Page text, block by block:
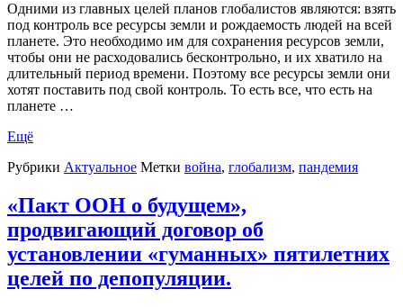
Одними из главных целей планов глобалистов являются: взять
под контроль все ресурсы земли и рождаемость людей на всей
планете. Это необходимо им для сохранения ресурсов земли,
чтобы они не расходовались бесконтрольно, и их хватило на
длительный период времени. Поэтому все ресурсы земли они
хотят поставить под свой контроль. То есть все, что есть на
планете …
Ещё
Рубрики Актуальное Метки война, глобализм, пандемия
«Пакт ООН о будущем»,
продвигающий договор об
установлении «гуманных» пятилетних
целей по депопуляции.